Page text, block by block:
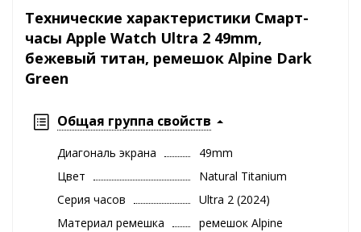
Технические характеристики Смарт-
часы Apple Watch Ultra 2 49mm,
бежевый титан, ремешок Alpine Dark
Green
Общая группа свойств
Диагональ экрана
49mm
Цвет
Natural Titanium
Серия часов
Ultra 2 (2024)
Материал ремешка
ремешок Alpine